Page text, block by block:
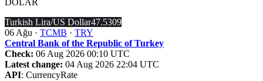
DOLAR
Turkish Lira/US Dollar47.5309
06 Ağu · TCMB · TRY
Central Bank of the Republic of Turkey
Check: 06 Aug 2026 00:10 UTC
Latest change: 04 Aug 2026 22:04 UTC
API: CurrencyRate